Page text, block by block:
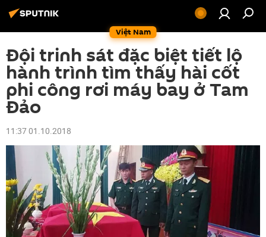
Việt Nam
Đội trinh sát đặc biệt tiết lộ
hành trình tìm thấy hài cốt
phi công rơi máy bay ở Tam
Đảo
11:37 01.10.2018